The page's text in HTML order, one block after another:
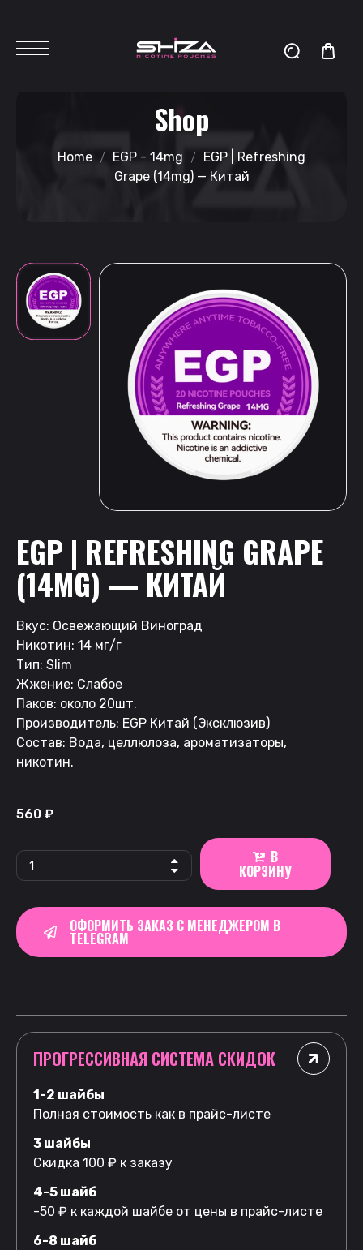
Shop
Home EGP - 14mg
EGP | Refreshing
Grape (14mg) — Китай
EGP | REFRESHING GRAPE
(14MG) — КИТАЙ
Вкус: Освежающий Виноград
Никотин: 14 мг/г
Тип: Slim
Жжение: Слабое
Паков: около 20шт.
Производитель: EGP Китай (Эксклюзив)
Состав: Вода, целлюлоза, ароматизаторы,
никотин.
560 ₽
В
КОРЗИНУ
ОФОРМИТЬ ЗАКАЗ С МЕНЕДЖЕРОМ В
TELEGRAM
ПРОГРЕССИВНАЯ СИСТЕМА СКИДОК
1-2 шайбы
Полная стоимость как в прайс-листе
3 шайбы
Скидка 100 ₽ к заказу
4-5 шайб
-50 ₽ к каждой шайбе от цены в прайс-листе
6-8 шайб